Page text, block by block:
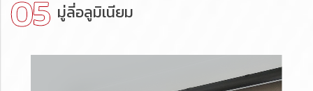
มู่ลี่อลูมิเนียม